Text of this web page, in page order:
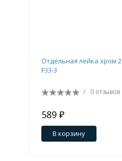
Отдельная лейка хром
F33-3
/ 0 отзывов
589 ₽
В корзину